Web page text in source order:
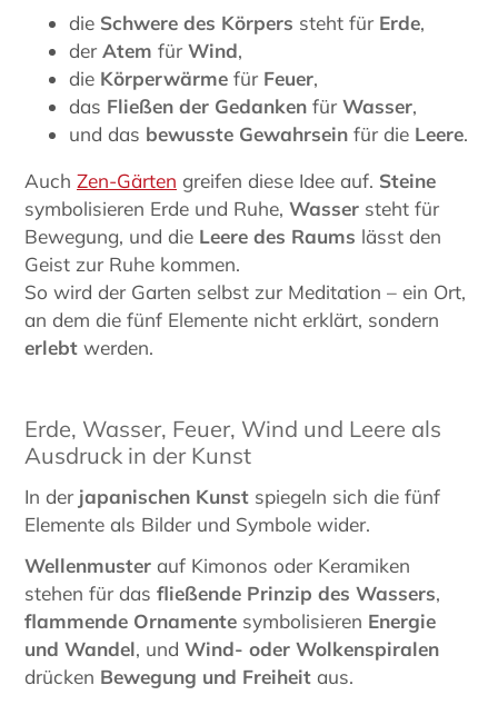
die Schwere des Körpers steht für Erde,
der Atem für Wind,
die Körperwärme für Feuer,
das Fließen der Gedanken für Wasser,
und das bewusste Gewahrsein für die Leere.
Auch Zen-Gärten greifen diese Idee auf. Steine
symbolisieren Erde und Ruhe, Wasser steht für
Bewegung, und die Leere des Raums lässt den
Geist zur Ruhe kommen.
So wird der Garten selbst zur Meditation – ein Ort,
an dem die fünf Elemente nicht erklärt, sondern
erlebt werden.
Erde, Wasser, Feuer, Wind und Leere als
Ausdruck in der Kunst
In der japanischen Kunst spiegeln sich die fünf
Elemente als Bilder und Symbole wider.
Wellenmuster auf Kimonos oder Keramiken
stehen für das fließende Prinzip des Wassers,
flammende Ornamente symbolisieren Energie
und Wandel, und Wind- oder Wolkenspiralen
drücken Bewegung und Freiheit aus.